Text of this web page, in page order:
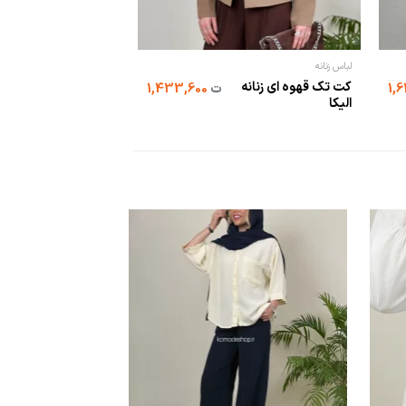
لباس زنانه
کت تک قهوه ای زنانه
الیکا
ت